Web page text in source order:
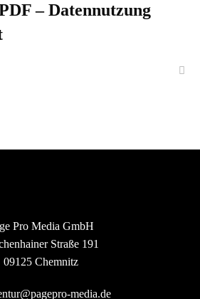
– Datennutzung
Pro Media GmbH
Straße 191
09125 Chemnitz
media.de